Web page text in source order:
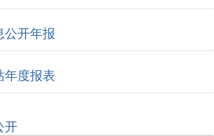
公开年报
年度报表
开